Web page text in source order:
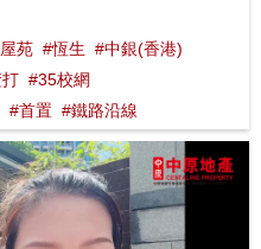
苑 #恆生 #中銀(香港)
#35校網
#首置 #鐵路沿線